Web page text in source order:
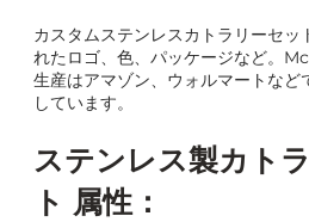
カスタムステンレスカトラリーセッ
れたロゴ、色、パッケージなど。
生産はアマゾン、ウォルマートなど
しています。
ステンレス製カト
ト 属性：